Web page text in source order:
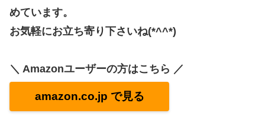
めています。
お気軽にお立ち寄り下さいね(*^^*)
＼ Amazonユーザーの方はこちら ／
amazon.co.jp で見る